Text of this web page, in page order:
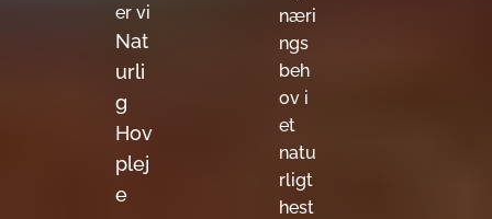
er vi
Nat
urli
g
Hov
plej
e
næri
ngs
beh
ov i
et
natu
rligt
hest